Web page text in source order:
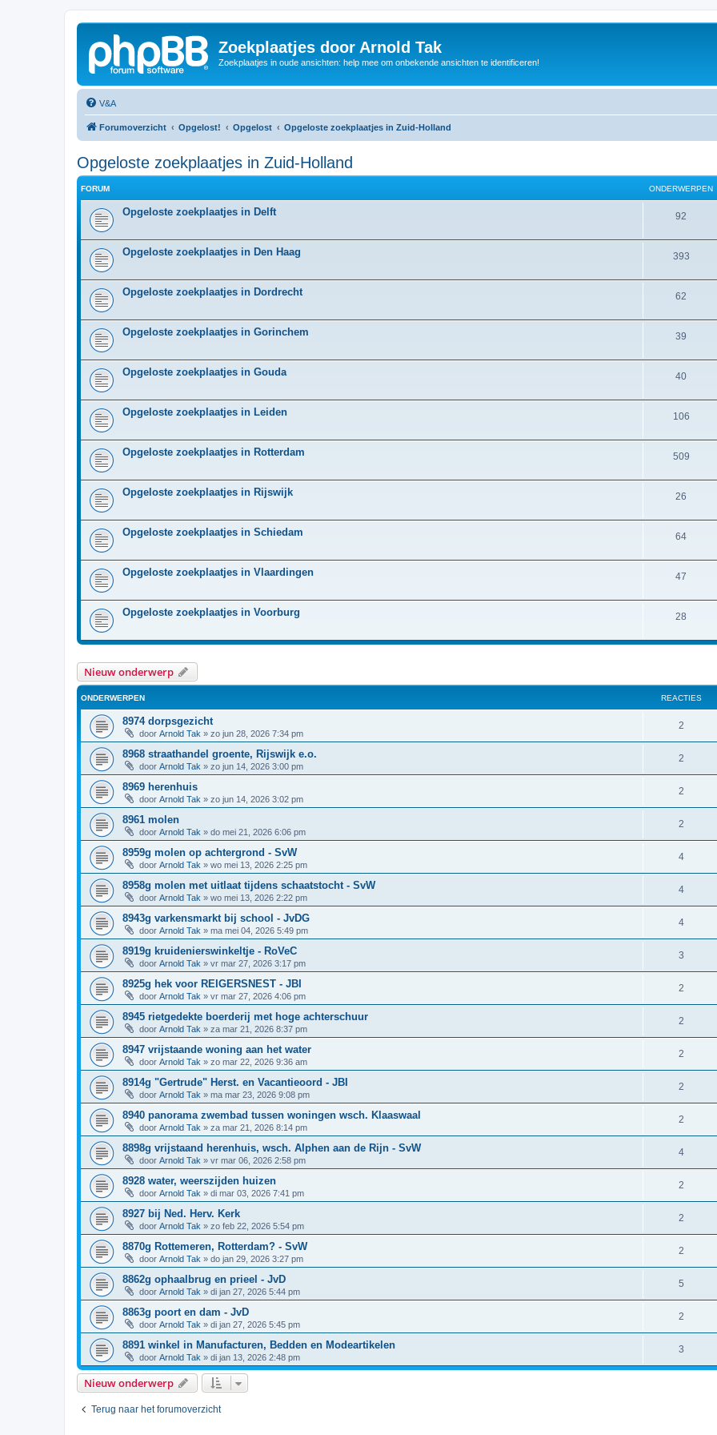
Zoekplaatjes door Arnold Tak
Zoekplaatjes in oude ansichten: help mee om onbekende ansichten te identificeren!
V&A
Forumoverzicht Opgelost! Opgelost Opgeloste zoekplaatjes in Zuid-Holland
Opgeloste zoekplaatjes in Zuid-Holland
FORUM ONDERWERPEN
Opgeloste zoekplaatjes in Delft 92
Opgeloste zoekplaatjes in Den Haag 393
Opgeloste zoekplaatjes in Dordrecht 62
Opgeloste zoekplaatjes in Gorinchem 39
Opgeloste zoekplaatjes in Gouda 40
Opgeloste zoekplaatjes in Leiden 106
Opgeloste zoekplaatjes in Rotterdam 509
Opgeloste zoekplaatjes in Rijswijk 26
Opgeloste zoekplaatjes in Schiedam 64
Opgeloste zoekplaatjes in Vlaardingen 47
Opgeloste zoekplaatjes in Voorburg 28
Nieuw onderwerp
ONDERWERPEN REACTIES
8974 dorpsgezicht
door Arnold Tak » zo jun 28, 2026 7:34 pm
2
8968 straathandel groente, Rijswijk e.o.
door Arnold Tak » zo jun 14, 2026 3:00 pm
2
8969 herenhuis
door Arnold Tak » zo jun 14, 2026 3:02 pm
2
8961 molen
door Arnold Tak » do mei 21, 2026 6:06 pm
2
8959g molen op achtergrond - SvW
door Arnold Tak » wo mei 13, 2026 2:25 pm
4
8958g molen met uitlaat tijdens schaatstocht - SvW
door Arnold Tak » wo mei 13, 2026 2:22 pm
4
8943g varkensmarkt bij school - JvDG
door Arnold Tak » ma mei 04, 2026 5:49 pm
4
8919g kruidenierswinkeltje - RoVeC
door Arnold Tak » vr mar 27, 2026 3:17 pm
3
8925g hek voor REIGERSNEST - JBI
door Arnold Tak » vr mar 27, 2026 4:06 pm
2
8945 rietgedekte boerderij met hoge achterschuur
door Arnold Tak » za mar 21, 2026 8:37 pm
2
8947 vrijstaande woning aan het water
door Arnold Tak » zo mar 22, 2026 9:36 am
2
8914g "Gertrude" Herst. en Vacantieoord - JBI
door Arnold Tak » ma mar 23, 2026 9:08 pm
2
8940 panorama zwembad tussen woningen wsch. Klaaswaal
door Arnold Tak » za mar 21, 2026 8:14 pm
2
8898g vrijstaand herenhuis, wsch. Alphen aan de Rijn - SvW
door Arnold Tak » vr mar 06, 2026 2:58 pm
4
8928 water, weerszijden huizen
door Arnold Tak » di mar 03, 2026 7:41 pm
2
8927 bij Ned. Herv. Kerk
door Arnold Tak » zo feb 22, 2026 5:54 pm
2
8870g Rottemeren, Rotterdam? - SvW
door Arnold Tak » do jan 29, 2026 3:27 pm
2
8862g ophaalbrug en prieel - JvD
door Arnold Tak » di jan 27, 2026 5:44 pm
5
8863g poort en dam - JvD
door Arnold Tak » di jan 27, 2026 5:45 pm
2
8891 winkel in Manufacturen, Bedden en Modeartikelen
door Arnold Tak » di jan 13, 2026 2:48 pm
3
Nieuw onderwerp
Terug naar het forumoverzicht